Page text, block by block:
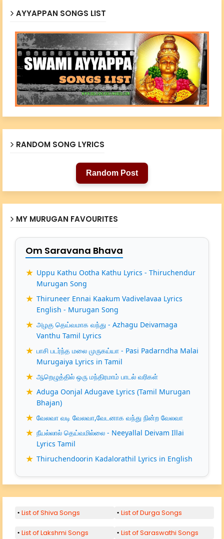
AYYAPPAN SONGS LIST
RANDOM SONG LYRICS
Random Post
MY MURUGAN FAVOURITES
Om Saravana Bhava
Uppu Kathu Ootha Kathu Lyrics - Thiruchendur
Murugan Song
Thiruneer Ennai Kaakum Vadivelavaa Lyrics
English - Murugan Song
அழகு தெய்வமாக வந்து - Azhagu Deivamaga
Vanthu Tamil Lyrics
பாசி படர்ந்த மலை முருகய்யா - Pasi Padarndha Malai
Murugaiya Lyrics in Tamil
ஆறெழுத்தில் ஒரு மந்திரமாம் பாடல் வரிகள்
Aduga Oonjal Adugave Lyrics (Tamil Murugan
Bhajan)
வேலவா வடி வேலவா,வேடனாக வந்து நின்ற வேலவா
நீயல்லால் தெய்வமில்லை - Neeyallal Deivam Illai
Lyrics Tamil
Thiruchendoorin Kadalorathil Lyrics in English
List of Shiva Songs List of Durga Songs
List of Lakshmi Songs List of Saraswathi Songs